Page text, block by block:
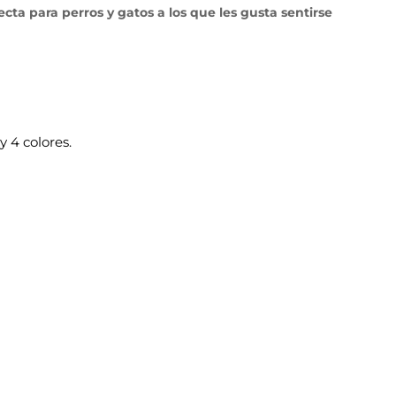
para perros y gatos a los que les gusta sentirse
4 colores.